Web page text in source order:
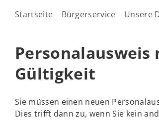
Startseite Bürgerservice Unsere
Personalausweis
Gültigkeit
Sie müssen einen neuen
Dies trifft dann zu, wenn Sie kein